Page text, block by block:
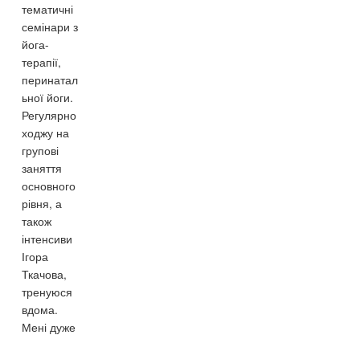
тематичні
семінари з
йога-
терапії,
перинатал
ьної йоги.
Регулярно
ходжу на
групові
заняття
основного
рівня, а
також
інтенсиви
Ігора
Ткачова,
тренуюся
вдома.
Мені дуже